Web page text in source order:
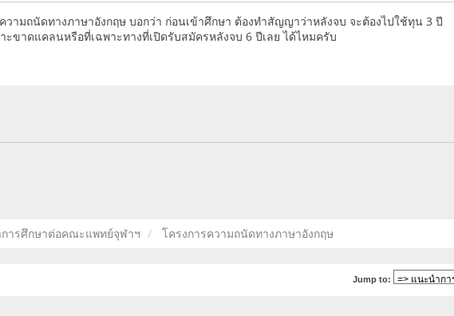
วามถนัดทางภาษาอังกฤษ บอกว่า ก่อนเข้าศึกษา ต้องทำสัญญาว่าหลังจบ จะต้องไปใช้ทุน 3 ปี
ะขาดแคลนหรือที่เฉพาะทางที่เปิดรับสมัครหลังจบ 6 ปีเลย ได้ไหมครับ
ารศึกษาต่อคณะแพทย์จุฬาฯ โครงการความถนัดทางภาษาอังกฤษ
Jump to: